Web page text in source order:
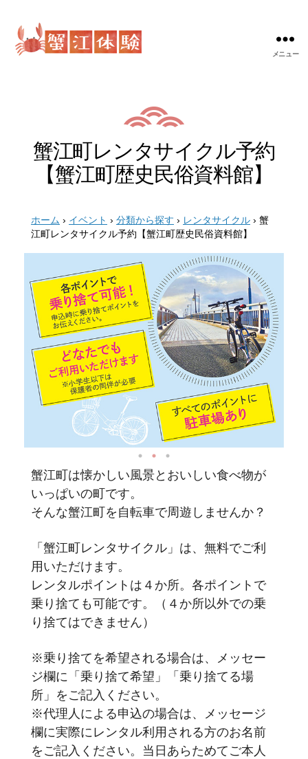
メニュー
蟹江町レンタサイクル予約
【蟹江町歴史民俗資料館】
ホーム › イベント › 分類から探す › レンタサイクル › 蟹
江町レンタサイクル予約【蟹江町歴史民俗資料館】
蟹江町は懐かしい風景とおいしい食べ物が
いっぱいの町です。
そんな蟹江町を自転車で周遊しませんか？
「蟹江町レンタサイクル」は、無料でご利
用いただけます。
レンタルポイントは４か所。各ポイントで
乗り捨ても可能です。（４か所以外での乗
り捨てはできません）
※乗り捨てを希望される場合は、メッセー
ジ欄に「乗り捨て希望」「乗り捨てる場
所」をご記入ください。
※代理人による申込の場合は、メッセージ
欄に実際にレンタル利用される方のお名前
をご記入ください。当日あらためてご本人